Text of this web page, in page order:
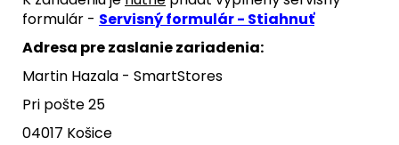
formulár - Servisný formulár - Stiahnuť
Adresa pre zaslanie zariadenia:
Martin Hazala - SmartStores
Pri pošte 25
04017 Košice